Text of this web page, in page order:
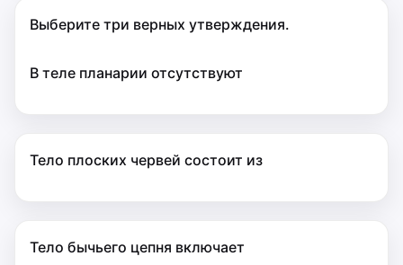
Выберите три верных утверждения.
В теле планарии отсутствуют
Тело плоских червей состоит из
Тело бычьего цепня включает